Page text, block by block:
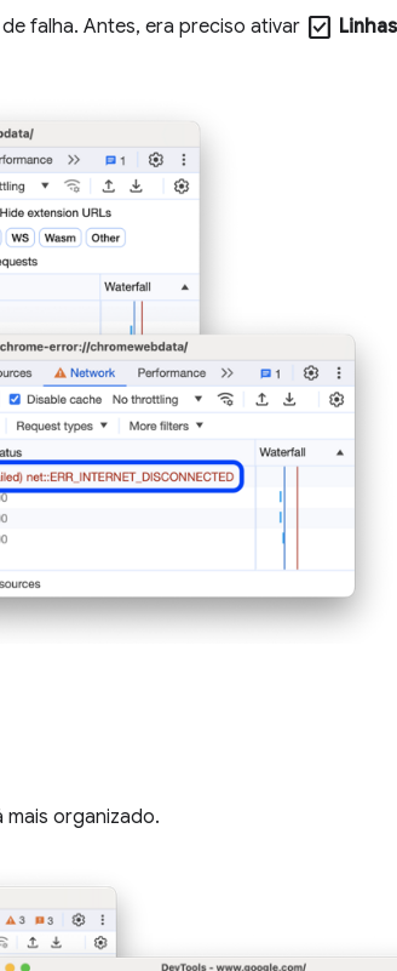
falha. Antes, era preciso ativar check_box
organizado.